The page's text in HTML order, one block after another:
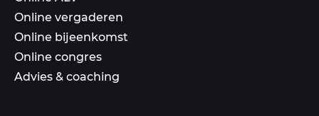
Online vergaderen
Online bijeenkomst
Online congres
Advies & coaching